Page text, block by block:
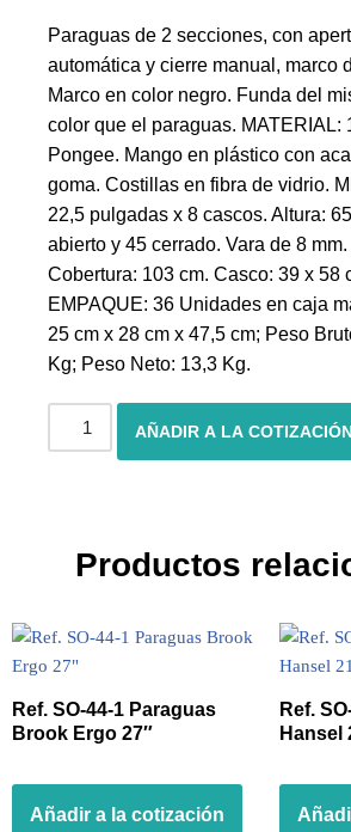
Paraguas de 2 secciones, con
automática y cierre manual, marco
Marco en color negro. Funda del
color que el paraguas. MATERIAL:
Pongee. Mango en plástico con
goma. Costillas en fibra de vidrio.
22,5 pulgadas x 8 cascos. Altura:
abierto y 45 cerrado. Vara de 8 mm.
Cobertura: 103 cm. Casco: 39 x 58
EMPAQUE: 36 Unidades en caja
25 cm x 28 cm x 47,5 cm; Peso
Kg; Peso Neto: 13,3 Kg.
AÑADIR A LA
Productos
Ref. SO-44-1 Paraguas
Brook Ergo 27″
Añadir a la cotización
Ref.
Hansel